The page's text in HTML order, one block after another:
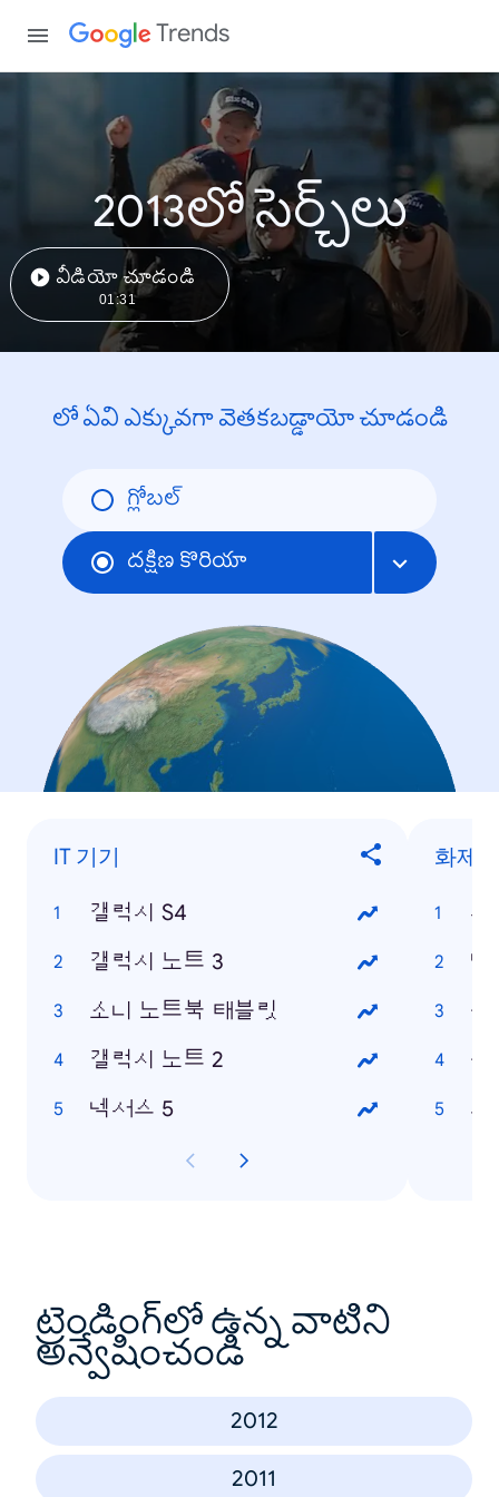
Trends
2013లో సెర్చ్‌లు
వీడియో చూడండి
01:31
లో ఏవి ఎక్కువగా వెతకబడ్డాయో చూడండి
గ్లోబల్
దక్షిణ కొరియా
IT 기기
갤럭시 S4
갤럭시 노트 3
소니 노트북 태블릿
갤럭시 노트 2
넥서스 5
화제
류
박
윤
클
크
ట్రెండింగ్‌లో ఉన్న వాటిని
అన్వేషించండి
2012
2011